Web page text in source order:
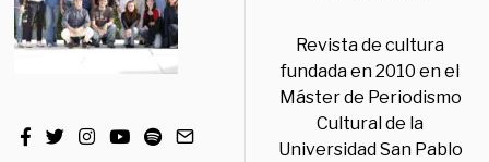
Revista de cultura
fundada en 2010 en el
Máster de Periodismo
Cultural de la
Universidad San Pablo